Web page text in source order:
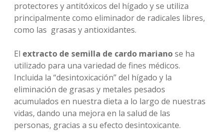
protectores y antitóxicos del hígado y se utiliza
principalmente como eliminador de radicales libres,
como las grasas y antioxidantes.
El extracto de semilla de cardo marianose ha
utilizado para una variedad de fines médicos.
Incluida la “desintoxicación” del hígado y la
eliminación de grasas y metales pesados ​​
acumulados en nuestra dieta a lo largo de nuestras
vidas, dando una mejora en la salud de las
personas, gracias a su efecto desintoxicante.